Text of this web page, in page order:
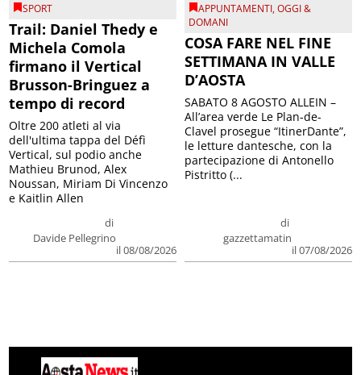
SPORT
Trail: Daniel Thedy e
Michela Comola
firmano il Vertical
Brusson-Bringuez a
tempo di record
di
Davide Pellegrino
il 08/08/2026
Oltre 200 atleti al via
dell'ultima tappa del Défì
Vertical, sul podio anche
Mathieu Brunod, Alex
Noussan, Miriam Di Vincenzo
e Kaitlin Allen
APPUNTAMENTI,OGGI &
DOMANI
COSA FARE NEL FINE
SETTIMANA IN VALLE
D’AOSTA
di
gazzettamatin
il 07/08/2026
SABATO 8 AGOSTO ALLEIN –
All’area verde Le Plan-de-
Clavel prosegue “ItinerDante”,
le letture dantesche, con la
partecipazione di Antonello
Pistritto (...